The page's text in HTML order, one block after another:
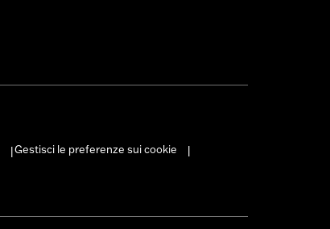
Gestisci le preferenze sui cookie